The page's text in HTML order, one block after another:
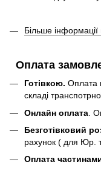
Більше інформації
Оплата
Готівкою. Оплата
складі
Онлайн оплата .
Безготівковий
рахунок ( для Юр.
Оплата